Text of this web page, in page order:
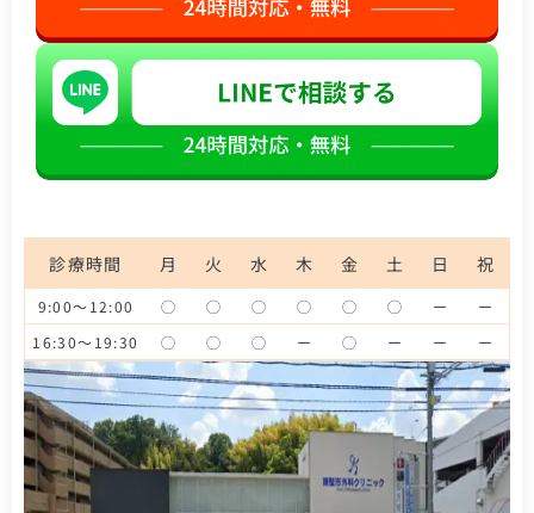
診療時間 月 火 水 木 金 土 日 祝
9:00～12:00 ◯ ◯ ◯ ◯ ◯ ◯ ー
ー
16:30～19:30
◯ ◯ ◯ ー ◯ ー ー ー